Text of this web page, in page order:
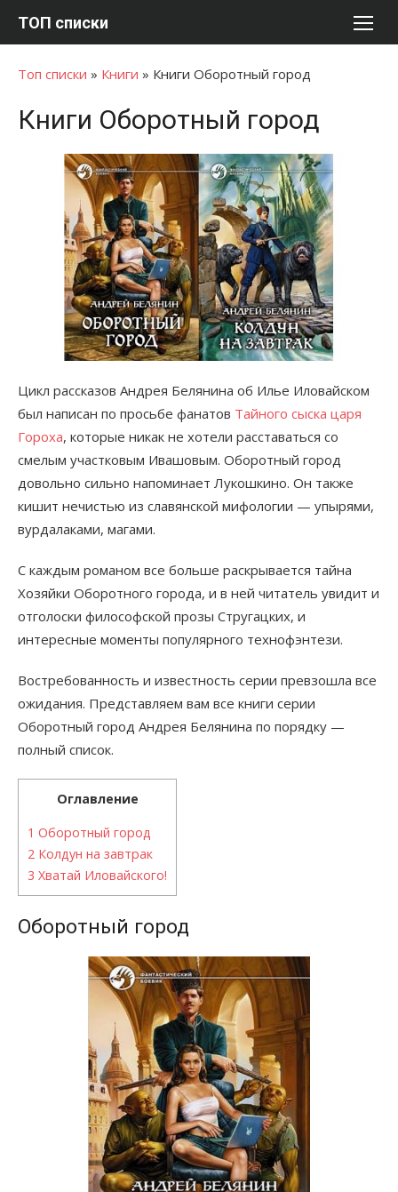
ТОП списки
Топ списки » Книги » Книги Оборотный город
Книги Оборотный город
Цикл рассказов Андрея Белянина об Илье Иловайском
был написан по просьбе фанатов Тайного сыска царя
Гороха, которые никак не хотели расставаться со
смелым участковым Ивашовым. Оборотный город
довольно сильно напоминает Лукошкино. Он также
кишит нечистью из славянской мифологии — упырями,
вурдалаками, магами.
С каждым романом все больше раскрывается тайна
Хозяйки Оборотного города, и в ней читатель увидит и
отголоски философской прозы Стругацких, и
интересные моменты популярного технофэнтези.
Востребованность и известность серии превзошла все
ожидания. Представляем вам все книги серии
Оборотный город Андрея Белянина по порядку —
полный список.
Оглавление
1 Оборотный город
2 Колдун на завтрак
3 Хватай Иловайского!
Оборотный город